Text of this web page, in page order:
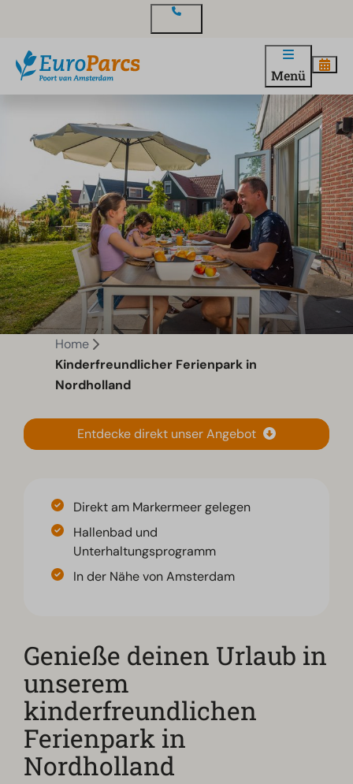
Menü
Home
Kinderfreundlicher Ferienpark in
Nordholland
Entdecke direkt unser Angebot
Direkt am Markermeer gelegen
Hallenbad und
Unterhaltungsprogramm
In der Nähe von Amsterdam
Genieße deinen Urlaub in
unserem
kinderfreundlichen
Ferienpark in
Nordholland